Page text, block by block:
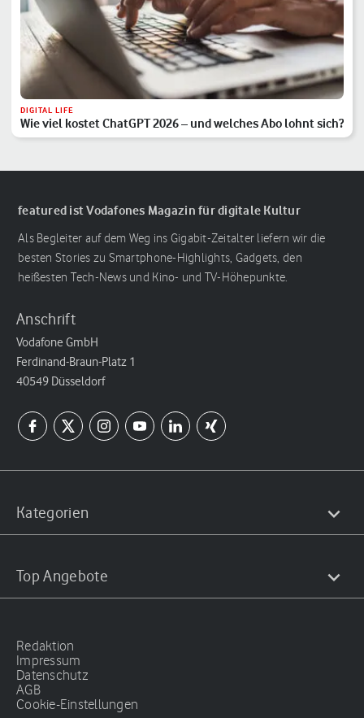
DIGITAL LIFE
Wie viel kostet ChatGPT 2026 – und welches Abo lohnt sich?
featured ist Vodafones Magazin für digitale Kultur
Als Begleiter auf dem Weg ins Gigabit-Zeitalter liefern wir die
besten Stories zu Smartphone-Highlights, Gadgets, den
heißesten Tech-News und Kino- und TV-Höhepunkte.
Anschrift
Vodafone GmbH
Ferdinand-Braun-Platz 1
40549 Düsseldorf
Kategorien
Top Angebote
Redaktion
Impressum
Datenschutz
AGB
Cookie-Einstellungen